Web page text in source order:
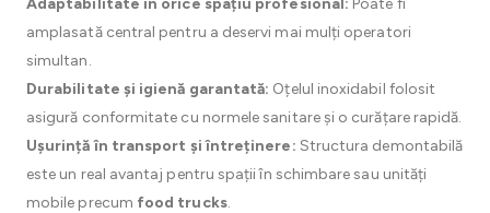
Adaptabilitate în orice spațiu profesional: Poate fi
amplasată central pentru a deservi mai mulți operatori
simultan.
Durabilitate și igienă garantată: Oțelul inoxidabil folosit
asigură conformitate cu normele sanitare și o curățare rapidă.
Ușurință în transport și întreținere: Structura demontabilă
este un real avantaj pentru spații în schimbare sau unități
mobile precum food trucks.